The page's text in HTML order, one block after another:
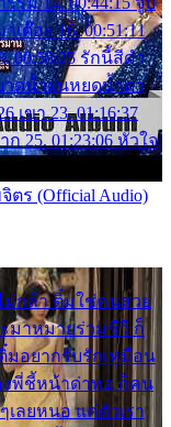
เต๊อะ 16. 00:51:11
00:58:25 รักนี้สีดำ
ยาดน้ำฝนหยดน้ำตา
เขา 23. 01:16:37
25. 01:23:06 หัวใจ
ตร (Official Audio)
ม่กล้า ติ๋มใช่คนสวย
มาหมายร่วมชีวี ก็
มอยากรับรักเหมือน
พี่ชี้หน้าด่าทอ ก็คน
ลยหนอ แค่ตัวเรา